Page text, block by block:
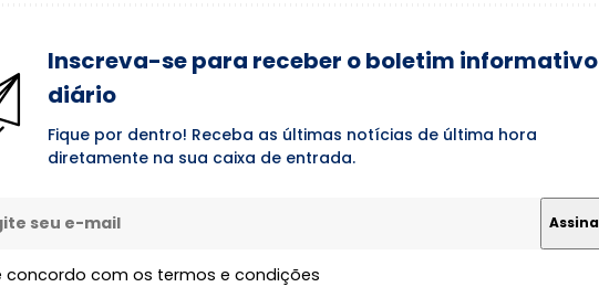
Inscreva-se para receber o boletim informativo
diário
Fique por dentro! Receba as últimas notícias de última hora
diretamente na sua caixa de entrada.
concordo com os termos e condições